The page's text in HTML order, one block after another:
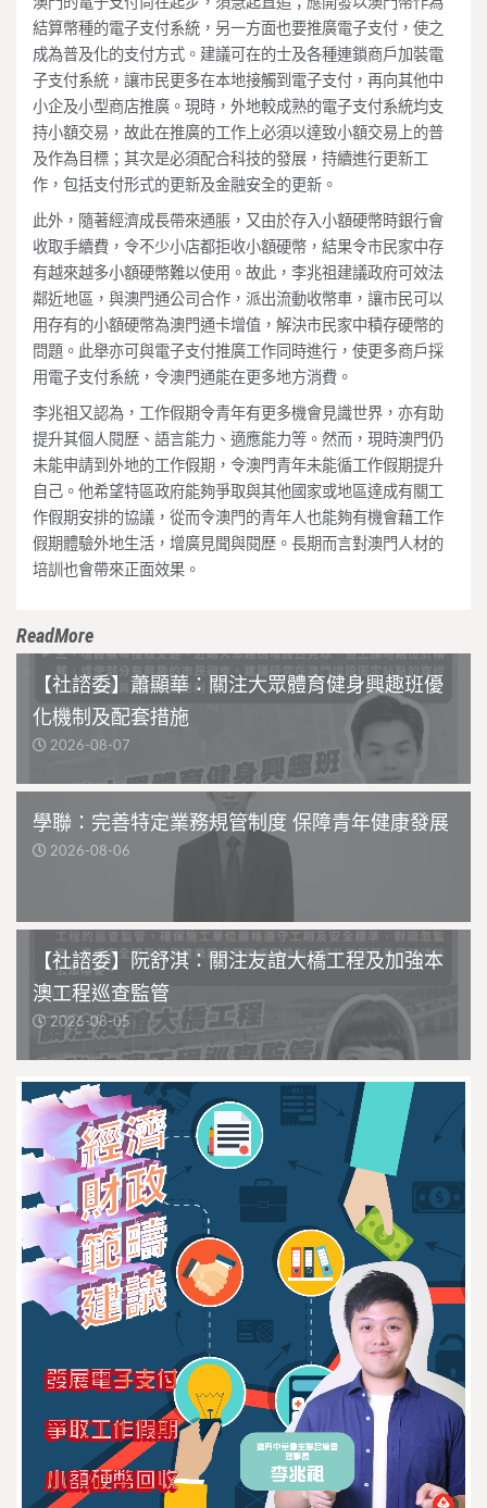
結算幣種的電子支付系統，另一方面也要推廣電子支付，使之
成為普及化的支付方式。建議可在的士及各種連鎖商戶加裝電
子支付系統，讓市民更多在本地接觸到電子支付，再向其他中
小企及小型商店推廣。現時，外地較成熟的電子支付系統均支
持小額交易，故此在推廣的工作上必須以達致小額交易上的普
及作為目標；其次是必須配合科技的發展，持續進行更新工
作，包括支付形式的更新及金融安全的更新。
此外，隨著經濟成長帶來通脹，又由於存入小額硬幣時銀行會
收取手續費，令不少小店都拒收小額硬幣，結果令市民家中存
有越來越多小額硬幣難以使用。故此，李兆祖建議政府可效法
鄰近地區，與澳門通公司合作，派出流動收幣車，讓市民可以
用存有的小額硬幣為澳門通卡增值，解決市民家中積存硬幣的
問題。此舉亦可與電子支付推廣工作同時進行，使更多商戶採
用電子支付系統，令澳門通能在更多地方消費。
李兆祖又認為，工作假期令青年有更多機會見識世界，亦有助
提升其個人閱歷、語言能力、適應能力等。然而，現時澳門仍
未能申請到外地的工作假期，令澳門青年未能循工作假期提升
自己。他希望特區政府能夠爭取與其他國家或地區達成有關工
作假期安排的協議，從而令澳門的青年人也能夠有機會藉工作
假期體驗外地生活，增廣見聞與閱歷。長期而言對澳門人材的
培訓也會帶來正面效果。
ReadMore
【社諮委】蕭顯華：關注大眾體育健身興趣班優
化機制及配套措施
2026-08-07
學聯：完善特定業務規管制度 保障青年健康發展
2026-08-06
【社諮委】阮舒淇：關注友誼大橋工程及加強本
澳工程巡查監管
2026-08-05